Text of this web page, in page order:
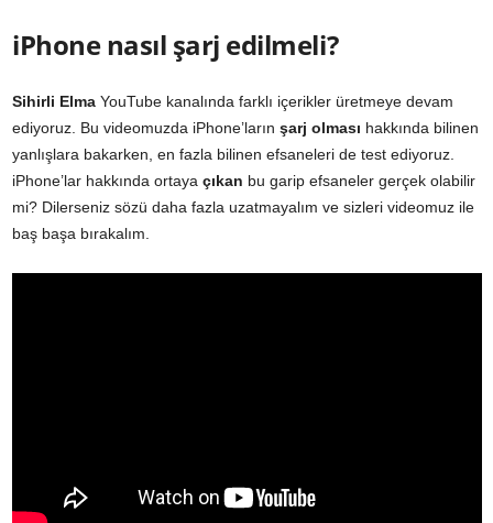
iPhone nasıl şarj edilmeli?
Sihirli Elma YouTube kanalında farklı içerikler üretmeye devam
ediyoruz. Bu videomuzda iPhone’ların şarj olması hakkında bilinen
yanlışlara bakarken, en fazla bilinen efsaneleri de test ediyoruz.
iPhone’lar hakkında ortaya çıkan bu garip efsaneler gerçek olabilir
mi? Dilerseniz sözü daha fazla uzatmayalım ve sizleri videomuz ile
baş başa bırakalım.